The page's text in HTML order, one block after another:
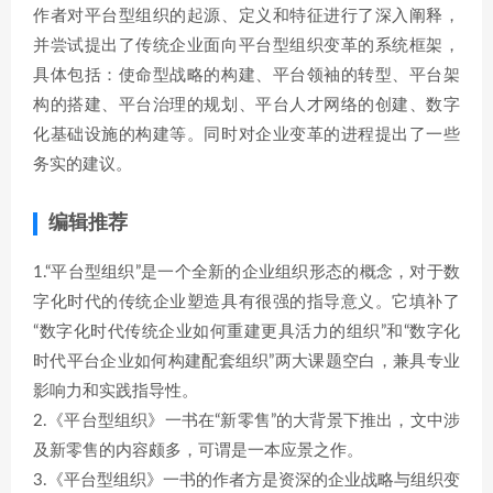
作者对平台型组织的起源、定义和特征进行了深入阐释，
并尝试提出了传统企业面向平台型组织变革的系统框架，
具体包括：使命型战略的构建、平台领袖的转型、平台架
构的搭建、平台治理的规划、平台人才网络的创建、数字
化基础设施的构建等。同时对企业变革的进程提出了一些
务实的建议。
编辑推荐
1.“平台型组织”是一个全新的企业组织形态的概念，对于数
字化时代的传统企业塑造具有很强的指导意义。它填补了
“数字化时代传统企业如何重建更具活力的组织”和“数字化
时代平台企业如何构建配套组织”两大课题空白，兼具专业
影响力和实践指导性。
2.《平台型组织》一书在“新零售”的大背景下推出，文中涉
及新零售的内容颇多，可谓是一本应景之作。
3.《平台型组织》一书的作者方是资深的企业战略与组织变